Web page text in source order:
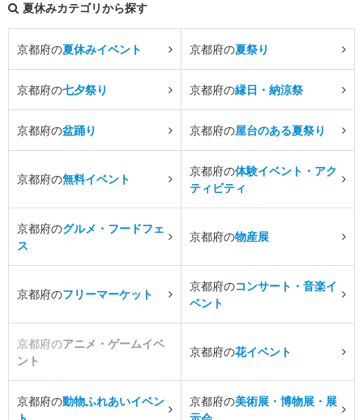
夏休みカテゴリから探す
京都府の夏休みイベント 京都府の夏祭り
京都府の七夕祭り 京都府の縁日・納涼祭
京都府の盆踊り 京都府の屋台のある夏祭り
京都府の無料イベント
京都府の体験イベント・アク
ティビティ
京都府のグルメ・フードフェ
ス
京都府の物産展
京都府のフリーマーケット
京都府のコンサート・音楽イ
ベント
京都府のアニメ・ゲームイベ
ント
京都府の花イベント
京都府の動物ふれあいイベン
京都府の美術展・博物展・展